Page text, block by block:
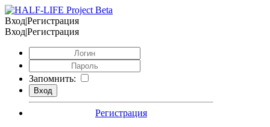
Вход|Регистрация
Вход|Регистрация
Запомнить:
Регистрация